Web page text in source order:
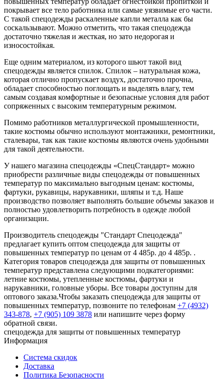
покрывает все тело работника или самые уязвимые его части.
С такой спецодежды раскаленные капли металла как бы
соскальзывают. Можно отметить, что такая спецодежда
достаточно тяжелая и жесткая, но зато недорогая и
износостойкая.
Еще одним материалом, из которого шьют такой вид
спецодежды является спилок. Спилок – натуральная кожа,
которая отлично пропускает воздух, достаточно прочна,
обладает способностью поглощать и выделять влагу, тем
самым создавая комфортные и безопасные условия для работ
сопряженных с высоким температурным режимом.
Помимо работников металлургической промышленности,
такие костюмы обычно используют монтажники, ремонтники,
сталевары, так как такие костюмы являются очень удобными
для такой деятельности.
У нашего магазина спецодежды «СпецСтандарт» можно
приобрести различные виды спецодежды от повышенных
температур по максимально выгодным ценам: костюмы,
фартуки, рукавицы, нарукавники, шляпы и т.д. Наше
производство позволяет выполнять большие объемы заказов и
полностью удовлетворить потребность в одежде любой
организации.
Производитель спецодежды "Стандарт Спецодежда"
предлагает купить оптом спецодежда для защиты от
повышенных температур по ценам от 4 485р. до 4 485р. .
Категория товаров спецодежда для защиты от повышенных
температур представлена следующими подкатегориями:
летние костюмы, утепленные костюмы, фартуки и
нарукавники, головные уборы. Все товары доступны для
оптового заказа.Чтобы заказать спецодежда для защиты от
повышенных температур, позвоните по телефонам +7 (4932)
343-878, +7 (905) 109 3878 или напишите через форму
обратной связи.
спецодежда для защиты от повышенных температур
Информация
Система скидок
Доставка
Политика Безопасности